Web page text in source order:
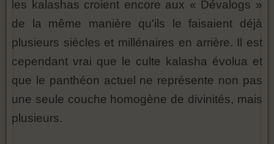
les kalashas croient encore aux « Dévalogs »
de la même manière qu'ils le faisaient déjà
plusieurs siècles et millénaires en arrière. Il est
cependant vrai que le culte kalasha évolua et
que le panthéon actuel ne représente non pas
une seule couche homogène de divinités, mais
plusieurs.